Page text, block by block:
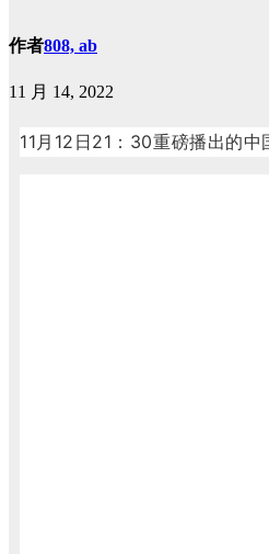
作者808, ab
11 月 14, 2022
11月12日21：30重磅播出的